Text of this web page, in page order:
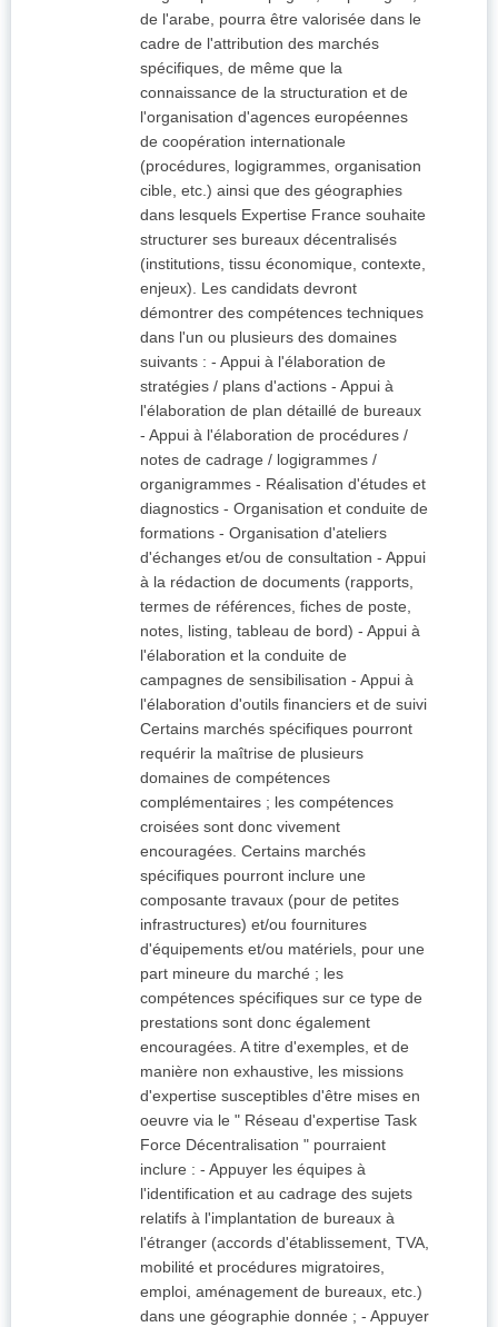
de l'arabe, pourra être valorisée dans le
cadre de l'attribution des marchés
spécifiques, de même que la
connaissance de la structuration et de
l'organisation d'agences européennes
de coopération internationale
(procédures, logigrammes, organisation
cible, etc.) ainsi que des géographies
dans lesquels Expertise France souhaite
structurer ses bureaux décentralisés
(institutions, tissu économique, contexte,
enjeux). Les candidats devront
démontrer des compétences techniques
dans l'un ou plusieurs des domaines
suivants : - Appui à l'élaboration de
stratégies / plans d'actions - Appui à
l'élaboration de plan détaillé de bureaux
- Appui à l'élaboration de procédures /
notes de cadrage / logigrammes /
organigrammes - Réalisation d'études et
diagnostics - Organisation et conduite de
formations - Organisation d'ateliers
d'échanges et/ou de consultation - Appui
à la rédaction de documents (rapports,
termes de références, fiches de poste,
notes, listing, tableau de bord) - Appui à
l'élaboration et la conduite de
campagnes de sensibilisation - Appui à
l'élaboration d'outils financiers et de suivi
Certains marchés spécifiques pourront
requérir la maîtrise de plusieurs
domaines de compétences
complémentaires ; les compétences
croisées sont donc vivement
encouragées. Certains marchés
spécifiques pourront inclure une
composante travaux (pour de petites
infrastructures) et/ou fournitures
d'équipements et/ou matériels, pour une
part mineure du marché ; les
compétences spécifiques sur ce type de
prestations sont donc également
encouragées. A titre d'exemples, et de
manière non exhaustive, les missions
d'expertise susceptibles d'être mises en
oeuvre via le " Réseau d'expertise Task
Force Décentralisation " pourraient
inclure : - Appuyer les équipes à
l'identification et au cadrage des sujets
relatifs à l'implantation de bureaux à
l'étranger (accords d'établissement, TVA,
mobilité et procédures migratoires,
emploi, aménagement de bureaux, etc.)
dans une géographie donnée ; - Appuyer